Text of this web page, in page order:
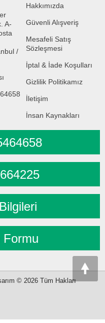
A-
/
Hakkımızda
Güvenli Alışveriş
Mesafeli Satış
Sözleşmesi
İptal & İade Koşulları
Gizlilik Politikamız
İletişim
İnsan Kaynakları
Formu
© 2026 Tüm Hakları